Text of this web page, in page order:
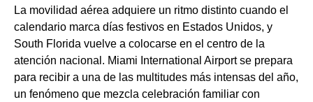
La movilidad aérea adquiere un ritmo distinto cuando el
calendario marca días festivos en Estados Unidos, y
South Florida vuelve a colocarse en el centro de la
atención nacional. Miami International Airport se prepara
para recibir a una de las multitudes más intensas del año,
un fenómeno que mezcla celebración familiar con